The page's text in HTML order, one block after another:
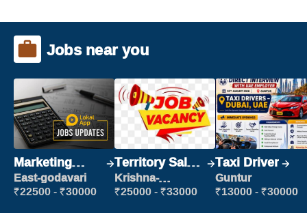
Jobs near you
Marketing
Executive
East-godavari
₹22500 - ₹30000
Territory Sales
Manager
Krishna-
vijayawada
₹25000 - ₹33000
Taxi Driver
Guntur
₹13000 - ₹30000